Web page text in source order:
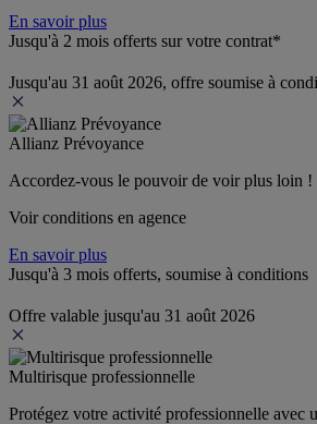
En savoir plus
Jusqu'à 2 mois offerts sur votre contrat*
Jusqu'au 31 août 2026, offre soumise à
Allianz Prévoyance
Accordez-vous le pouvoir de voir plus loin !
Voir conditions en agence
En savoir plus
Jusqu'à 3 mois offerts, soumise à conditions
Offre valable jusqu'au 31 août 2026
Multirisque professionnelle
Protégez votre activité professionnelle avec